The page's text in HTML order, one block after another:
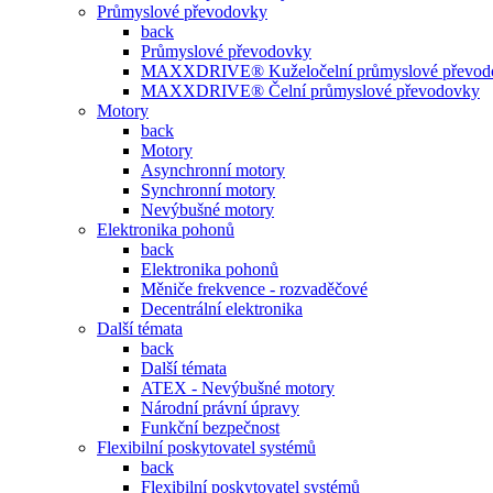
Průmyslové převodovky
back
Průmyslové převodovky
MAXXDRIVE® Kuželočelní průmyslové
MAXXDRIVE® Čelní průmyslové převodovky
Motory
back
Motory
Asynchronní motory
Synchronní motory
Nevýbušné motory
Elektronika pohonů
back
Elektronika pohonů
Měniče frekvence - rozvaděčové
Decentrální elektronika
Další témata
back
Další témata
ATEX - Nevýbušné motory
Národní právní úpravy
Funkční bezpečnost
Flexibilní poskytovatel systémů
back
Flexibilní poskytovatel systémů